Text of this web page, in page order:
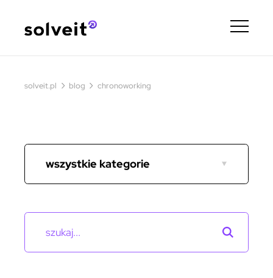
solveit.pl › blog › chronoworking
wszystkie kategorie